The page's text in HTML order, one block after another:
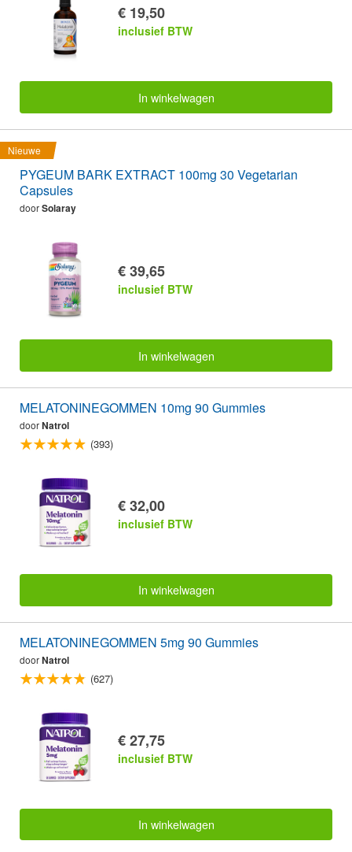
€ 19,50
inclusief BTW
In winkelwagen
Nieuwe
PYGEUM BARK EXTRACT 100mg 30 Vegetarian
Capsules
doorSolaray
€ 39,65
inclusief BTW
In winkelwagen
MELATONINEGOMMEN 10mg 90 Gummies
doorNatrol
(393)
€ 32,00
inclusief BTW
In winkelwagen
MELATONINEGOMMEN 5mg 90 Gummies
doorNatrol
(627)
€ 27,75
inclusief BTW
In winkelwagen